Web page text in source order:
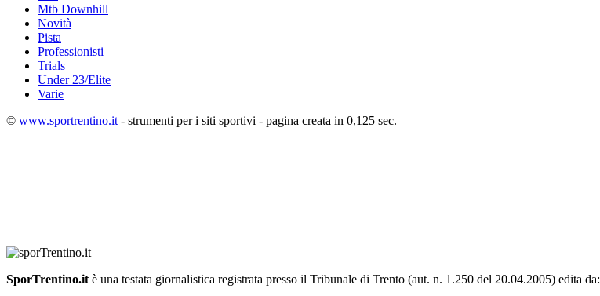
Mtb Downhill
Novità
Pista
Professionisti
Trials
Under 23/Elite
Varie
© www.sportrentino.it - strumenti per i siti sportivi - pagina creata in 0,125 sec.
SporTrentino.it è una testata giornalistica registrata presso il Tribunale di Trento (aut. n. 1.250 del 20.04.2005) edita da: